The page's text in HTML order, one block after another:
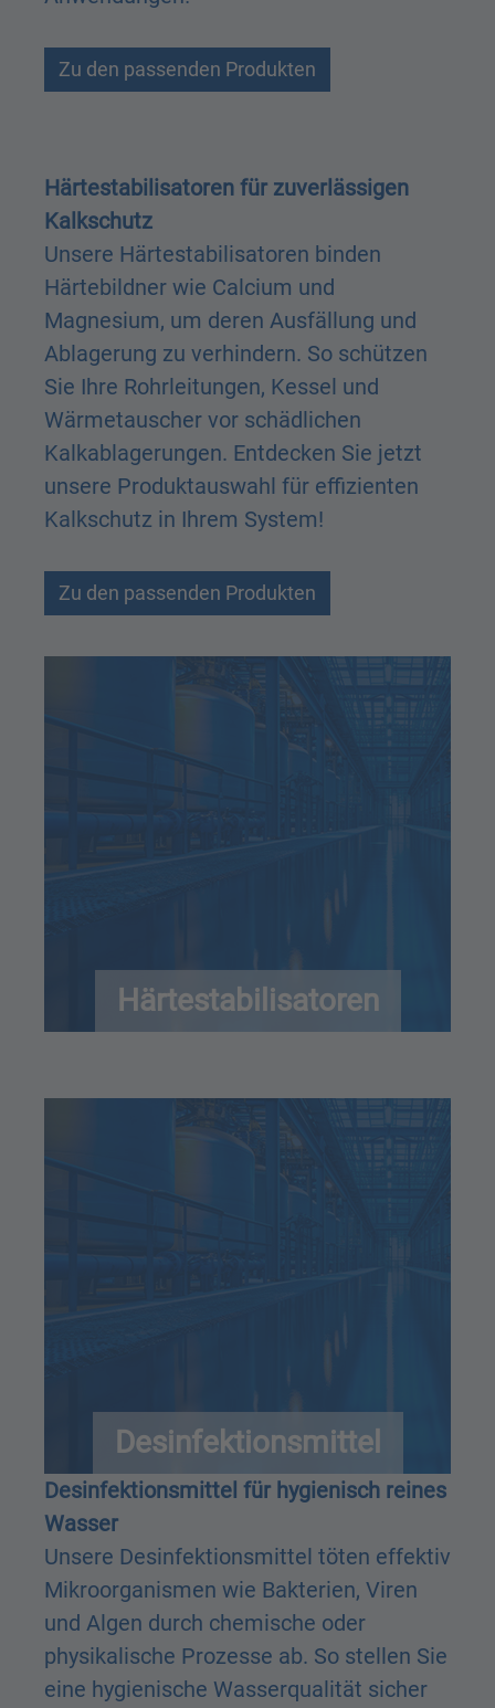
Zu den passenden Produkten
Härtestabilisatoren für zuverlässigen
Kalkschutz
Unsere Härtestabilisatoren binden
Härtebildner wie Calcium und
Magnesium, um deren Ausfällung und
Ablagerung zu verhindern. So schützen
Sie Ihre Rohrleitungen, Kessel und
Wärmetauscher vor schädlichen
Kalkablagerungen. Entdecken Sie jetzt
unsere Produktauswahl für effizienten
Kalkschutz in Ihrem System!
Zu den passenden Produkten
Härtestabilisatoren
Desinfektionsmittel
Desinfektionsmittel für hygienisch reines
Wasser
Unsere Desinfektionsmittel töten effektiv
Mikroorganismen wie Bakterien, Viren
und Algen durch chemische oder
physikalische Prozesse ab. So stellen Sie
eine hygienische Wasserqualität sicher